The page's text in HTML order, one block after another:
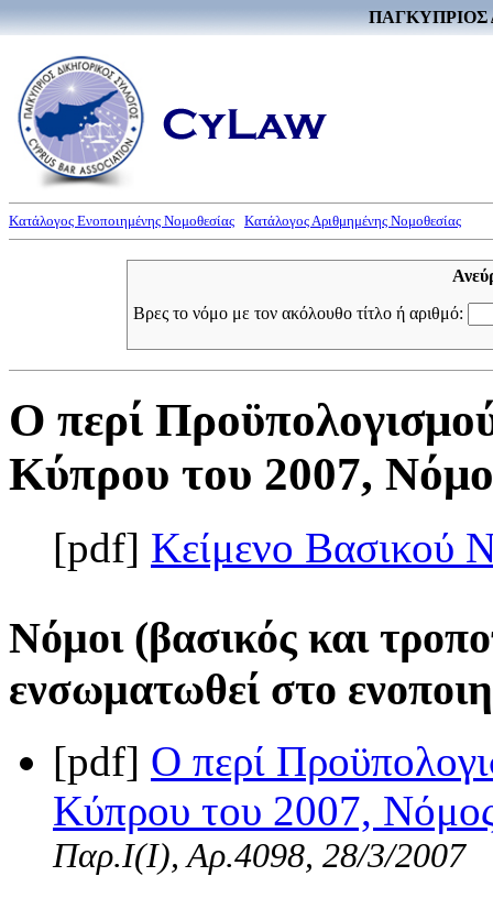
ΠΑΓΚΥΠΡΙΟΣ
Κατάλογος Ενοποιημένης Νομοθεσίας Κατάλογος Αριθμημένης Νομοθεσίας
Βρες το νόμο με τον ακόλουθο τίτλο ή αριθμό:
Ο περί
Κύπρου του 2007,
[pdf] Κείμενο Βασικού
Νόμοι (βασικός και
ενσωματωθεί στο
[pdf] Ο περί
Κύπρου του 2007,
Παρ.Ι(I), Αρ.4098, 28/3/2007